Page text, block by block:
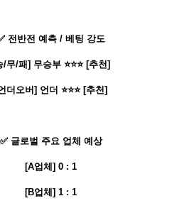
전반전 예측 / 베팅 강도
/무/패] 무승부 ⭐⭐⭐ [추천]
더오버] 언더 ⭐⭐⭐ [추천]
✅ 글로벌 주요 업체 예상
[A업체] 0 : 1
[B업체] 1 : 1